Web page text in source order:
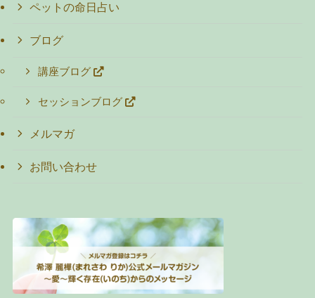
ペットの命日占い
ブログ
講座ブログ
セッションブログ
メルマガ
お問い合わせ